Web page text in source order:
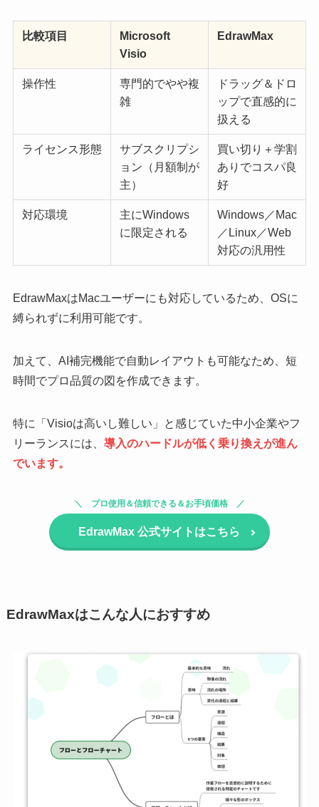
比較項目
Microsoft
Visio
EdrawMax
操作性
専門的でやや複
雑
ドラッグ＆ドロ
ップで直感的に
扱える
ライセンス形態
サブスクリプシ
ョン（月額制が
主）
買い切り＋学割
ありでコスパ良
好
対応環境
主にWindows
に限定される
Windows／Mac
／Linux／Web
対応の汎用性
EdrawMaxはMacユーザーにも対応しているため、OSに
縛られずに利用可能です。
加えて、AI補完機能で自動レイアウトも可能なため、短
時間でプロ品質の図を作成できます。
特に「Visioは高いし難しい」と感じていた中小企業やフ
リーランスには、 導入のハードルが低く乗り換えが進ん
でいます。
プロ使用＆信頼できる＆お手頃価格
EdrawMax 公式サイトはこちら
EdrawMaxはこんな人におすすめ